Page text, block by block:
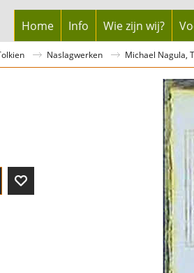
Home Info Wie zijn wij?
Naslagwerken Michael Nagula,